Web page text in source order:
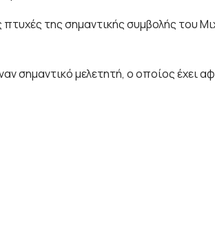
της σημαντικής συμβολής του
σημαντικό μελετητή, ο οποίος